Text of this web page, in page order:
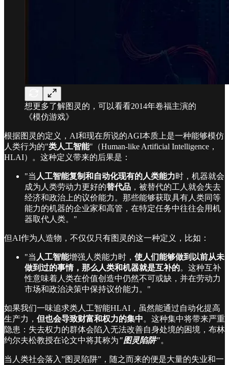
想更多了解图灵的，可以看看2014年卷福主演的
《模仿游戏》
根据图灵的定义，AI和现在所说的AGI本质上是一种能够模仿
人类行为的"类人工智能"（Human-like Artificial Intelligence，
HLAI）。这种定义带来的后果是：
"当 人工智能复制和自动化现有的人类能力时，机器就会
成为人类劳动力更好的替代品 ，被替代的工人就会失去
经济和政治上的议价能力。那些能够获取具有人类同等
能力的机器的企业家和高管，在特定任务中往往会用机
器取代人类。"
但AI作为人造物，不仅仅只有图灵的这一种定义，比如：
"当 人工智能增强人类能力时， 使人们能够做到以前从未
做到过的事情，那么人类和机器就是互补的。这种互补
性意味着人类在价值创造中仍然不可或缺，并在劳动力
市场和政治决策中保持议价能力。"
如果我们一味追求类人工智能HLAI，虽然能通过自动化提高
生产力， 但也会导致财富和权力的集中。这种集中将带来严重
隐患：失去权力的群体会陷入无法改善自身处境的困境，布林
约尔夫松教授在论文中将其称为"图灵陷阱"。
当人类社会落入”图灵陷阱”，随之而来的便是大量的失业和一